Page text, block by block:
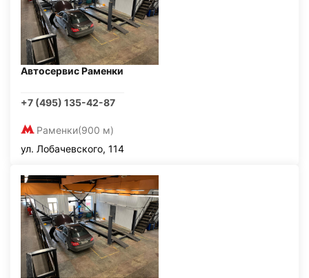
Автосервис Раменки
+7 (495) 135-42-87
Раменки(900 м)
ул. Лобачевского, 114